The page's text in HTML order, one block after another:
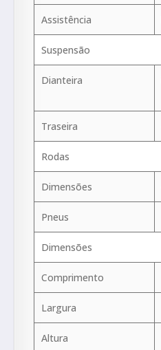
Assistência
Suspensão
Dianteira
Traseira
Rodas
Dimensões
Pneus
Dimensões
Comprimento
Largura
Altura